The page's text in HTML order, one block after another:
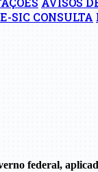
E-SIC CONSULTA
federal,